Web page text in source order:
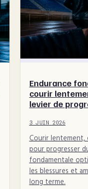
Endurance
courir
levier de
3 JUIN 2026
Courir lentement,
pour progresser
fondamentale
les blessures et
long terme.